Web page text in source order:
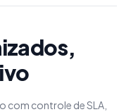
com controle de SLA,